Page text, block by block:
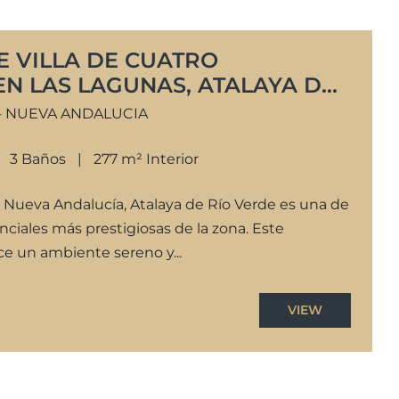
VILLA DE CUATRO
LAS LAGUNAS, ATALAYA DE
NUEVA ANDALUCIA
3 Baños 277 m² Interior
Andalucía, Atalaya de Río Verde es una de
más prestigiosas de la zona. Este
un ambiente sereno y...
VIEW